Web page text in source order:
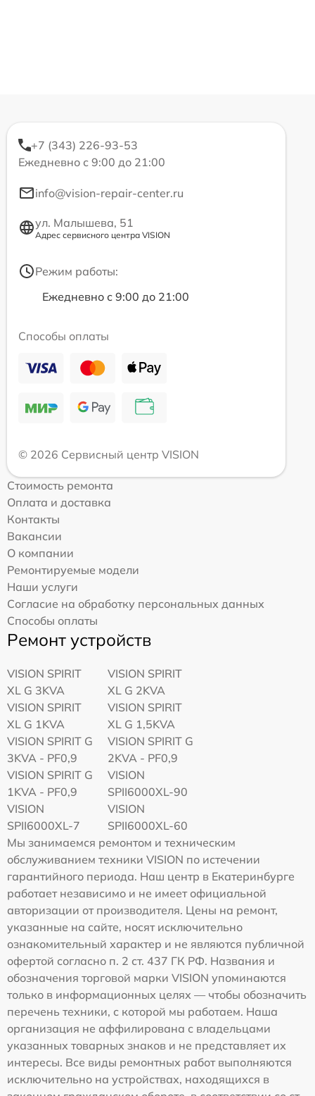
+7 (343) 226-93-53
Ежедневно с 9:00 до 21:00
info@vision-repair-center.ru
ул. Малышева, 51
Адрес сервисного центра VISION
Режим работы:
Ежедневно с 9:00 до 21:00
Способы оплаты
© 2026 Сервисный центр VISION
Стоимость ремонта
Оплата и доставка
Контакты
Вакансии
О компании
Ремонтируемые модели
Наши услуги
Согласие на обработку персональных данных
Способы оплаты
Ремонт устройств
VISION SPIRIT
XL G 3KVA
VISION SPIRIT
XL G 2KVA
VISION SPIRIT
XL G 1KVA
VISION SPIRIT
XL G 1,5KVA
VISION SPIRIT G
3KVA - PF0,9
VISION SPIRIT G
2KVA - PF0,9
VISION SPIRIT G
1KVA - PF0,9
VISION
SPII6000XL-90
VISION
SPII6000XL-7
VISION
SPII6000XL-60
Мы занимаемся ремонтом и техническим
обслуживанием техники VISION по истечении
гарантийного периода. Наш центр в Екатеринбурге
работает независимо и не имеет официальной
авторизации от производителя. Цены на ремонт,
указанные на сайте, носят исключительно
ознакомительный характер и не являются публичной
офертой согласно п. 2 ст. 437 ГК РФ. Названия и
обозначения торговой марки VISION упоминаются
только в информационных целях — чтобы обозначить
перечень техники, с которой мы работаем. Наша
организация не аффилирована с владельцами
указанных товарных знаков и не представляет их
интересы. Все виды ремонтных работ выполняются
исключительно на устройствах, находящихся в